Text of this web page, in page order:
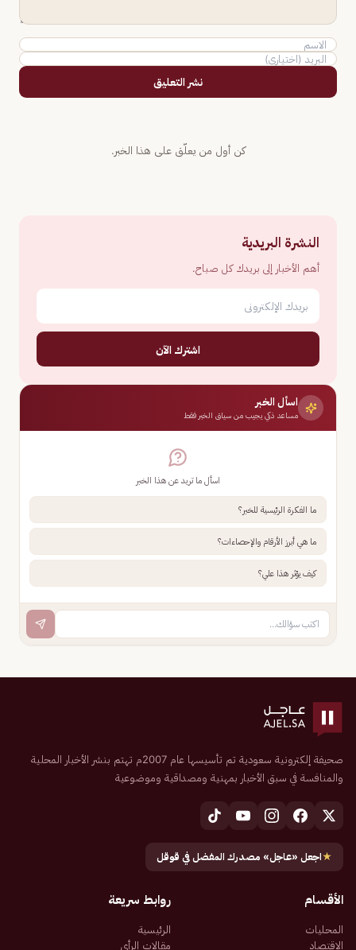
نشر التعليق
كن أول من يعلّق على هذا الخبر.
النشرة البريدية
أهم الأخبار إلى بريدك كل صباح.
اشترك الآن
اسأل الخبر
مساعد ذكي يجيب من سياق الخبر فقط
اسأل ما تريد عن هذا الخبر
ما الفكرة الرئيسية للخبر؟
ما هي أبرز الأرقام والإحصاءات؟
كيف يؤثر هذا علي؟
صحيفة إلكترونية سعودية تم تأسيسها عام 2007م تهتم بنشر الأخبار المحلية
والمنافسة في سبق الأخبار بمهنية ومصداقية وموضوعية
★اجعل «عاجل» مصدرك المفضل في قوقل
الأقسام
المحليات
الاقتصاد
روابط سريعة
الرئيسية
مقالات الرأي